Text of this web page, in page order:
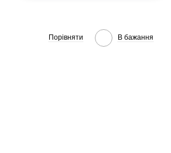
Порівняти В бажання